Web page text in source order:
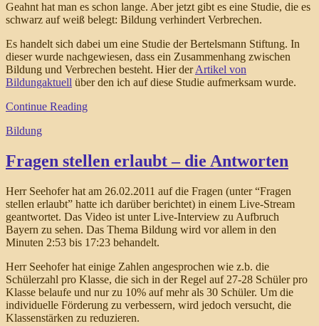
Geahnt hat man es schon lange. Aber jetzt gibt es eine Studie, die es
schwarz auf weiß belegt: Bildung verhindert Verbrechen.
Es handelt sich dabei um eine Studie der Bertelsmann Stiftung. In
dieser wurde nachgewiesen, dass ein Zusammenhang zwischen
Bildung und Verbrechen besteht. Hier derArtikel von
Bildungaktuell über den ich auf diese Studie aufmerksam wurde.
Continue Reading
Bildung
Fragen stellen erlaubt – die Antworten
Herr Seehofer hat am 26.02.2011 auf die Fragen (unter “Fragen
stellen erlaubt” hatte ich darüber berichtet) in einem Live-Stream
geantwortet. Das Video ist unter Live-Interview zu Aufbruch
Bayern zu sehen. Das Thema Bildung wird vor allem in den
Minuten 2:53 bis 17:23 behandelt.
Herr Seehofer hat einige Zahlen angesprochen wie z.b. die
Schülerzahl pro Klasse, die sich in der Regel auf 27-28 Schüler pro
Klasse belaufe und nur zu 10% auf mehr als 30 Schüler. Um die
individuelle Förderung zu verbessern, wird jedoch versucht, die
Klassenstärken zu reduzieren.